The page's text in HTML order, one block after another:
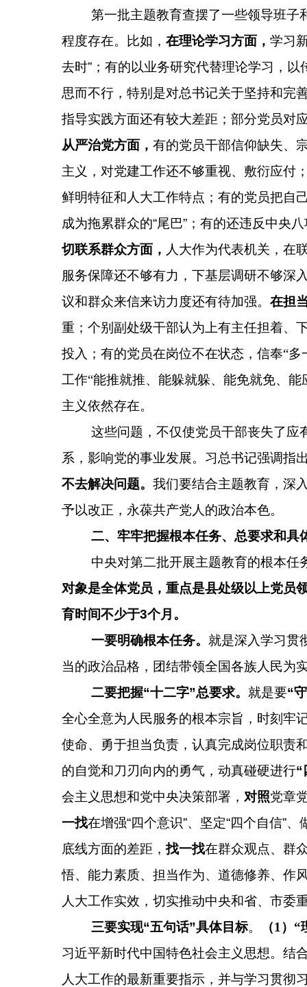
第一批主题教育查摆了一些领导班子
程度存在。比如， 在理论学习方面， 学习
去时”；有的以业务研究代替理论学习，
思而不行，特别是对总书记关于坚持和完
指导实践方面还有较大差距；部分党员对
从严治党方面， 有的党员干部信仰缺失、
主义，对党建工作还不够重视、敷衍应付
鲜明特征和人大工作特点；有的党员把自
成为拖累群众的“尾巴”；有的还违反中央
切联系群众方面， 人大作为代表机关，在
服务保障还不够有力，下基层调研不够深
议和群众来信来访力度还有待加强。 在担
重； 个别副处级干部认为上有主任担着、
投入； 有的党员在岗位不在状态，信奉“
工作“能推就推、能躲就躲、能免就免、
主义依然存在。
这些问题，不仅使党员干部丧失了应
系，影响党的事业发展。习总书记强调指
不去解决问题。 我们要结合主题教育，深
予以改正，永葆共产党人的政治本色。
二、牢牢把握根本任务、总要求和具
中央对第二批开展主题教育的根本
对象是全体党员，重点是县处级以上党员
育时间不少于3个月。
一要明确根本任务。 就是深入学习贯
当的政治品格，团结带领全国各族人民为
二要把握“十二字”总要求。 就是要“
全心全意为人民服务的根本宗旨，时刻牢
使命、勇于担当负责，认真完成岗位职责
的自觉和刀刃向内的勇气，动真碰硬进行“
会主义思想和党中央决策部署， 对照党章
一找在增强“四个意识”、坚定“四个自信”
底线方面的差距，找一找在群众观点、群
悟、能力素质、担当作为、道德修养、作
人大工作实效，切实推动中央和省、市委
三要实现“五句话”具体目标。 （1 ）“
习近平新时代中国特色社会主义思想。结
人大工作的最新重要指示，并与学习贯彻